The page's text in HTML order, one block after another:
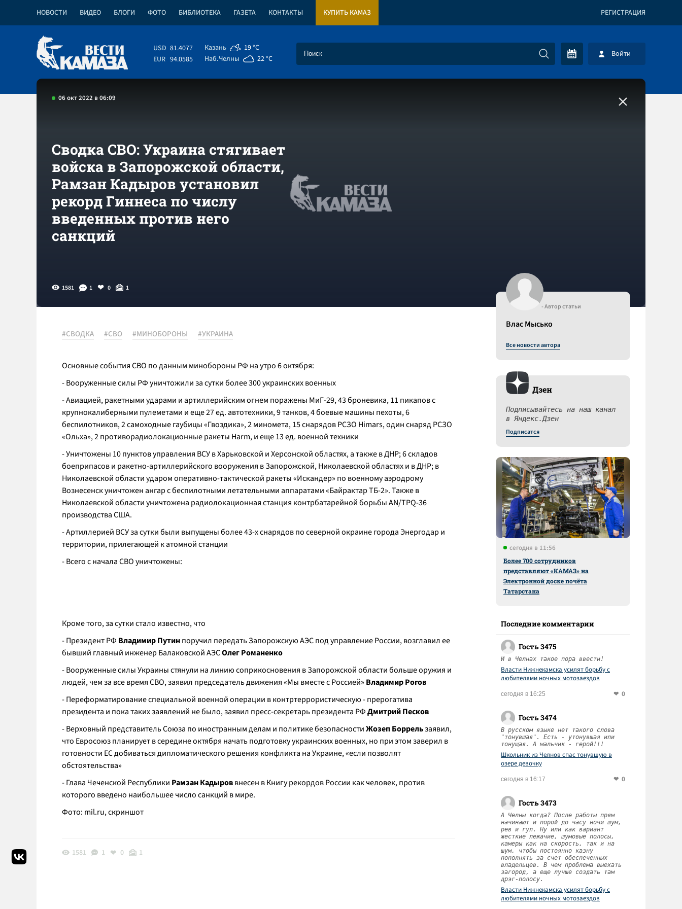
НОВОСТИ ВИДЕО БЛОГИ ФОТО БИБЛИОТЕКА ГАЗЕТА КОНТАКТЫ КУПИТЬ КАМАЗ РЕГИСТРАЦИЯ
USD 81.4077
EUR 94.0585
Казань
19 °C
Наб.Челны
22 °C Войти
06 окт 2022 в 06:09
Сводка СВО: Украина стягивает
войска в Запорожской области,
Рамзан Кадыров установил
рекорд Гиннеса по числу
введенных против него
санкций
1581 1 0 1
#СВОДКА #СВО #МИНОБОРОНЫ #УКРАИНА
Основные события СВО по данным минобороны РФ на утро 6 октября:
- Вооруженные силы РФ уничтожили за сутки более 300 украинских военных
- Авиацией, ракетными ударами и артиллерийским огнем поражены МиГ-29, 43 броневика, 11 пикапов с
крупнокалиберными пулеметами и еще 27 ед. автотехники, 9 танков, 4 боевые машины пехоты, 6
беспилотников, 2 самоходные гаубицы «Гвоздика», 2 миномета, 15 снарядов РСЗО Himars, один снаряд РСЗО
«Ольха», 2 противорадиолокационные ракеты Harm, и еще 13 ед. военной техники
- Уничтожены 10 пунктов управления ВСУ в Харьковской и Херсонской областях, а также в ДНР; 6 складов
боеприпасов и ракетно-артиллерийского вооружения в Запорожской, Николаевской областях и в ДНР; в
Николаевской области ударом оперативно-тактической ракеты «Искандер» по военному аэродрому
Вознесенск уничтожен ангар с беспилотными летательными аппаратами «Байрактар ТБ-2». Также в
Николаевской области уничтожена радиолокационная станция контрбатарейной борьбы AN/TPQ-36
производства США.
- Артиллерией ВСУ за сутки были выпущены более 43-х снарядов по северной окраине города Энергодар и
территории, прилегающей к атомной станции
- Всего с начала СВО уничтожены:
Кроме того, за сутки стало известно, что
- Президент РФ Владимир Путинпоручил передать Запорожскую АЭС под управление России, возглавил ее
бывший главный инженер Балаковской АЭСОлег Романенко
- Вооруженные силы Украины стянули на линию соприкосновения в Запорожской области больше оружия и
людей, чем за все время СВО, заявил председатель движения «Мы вместе с Россией» Владимир Рогов
- Переформатирование специальной военной операции в контртеррористическую - прерогатива
президента и пока таких заявлений не было, заявил пресс-секретарь президента РФДмитрий Песков
- Верховный представитель Союза по иностранным делам и политике безопасностиЖозеп Боррельзаявил,
что Евросоюз планирует в середине октября начать подготовку украинских военных, но при этом заверил в
готовности ЕС добиваться дипломатического решения конфликта на Украине, «если позволят
обстоятельства»
- Глава Чеченской Республики Рамзан Кадыроввнесен в Книгу рекордов России как человек, против
которого введено наибольшее число санкций в мире.
Фото: mil.ru, скриншот
1581 1 0 1
- Автор статьи
Влас Мысько
Все новости автора
Дзен
Подписывайтесь на наш канал
в Яндекс.Дзен
Подписатся
сегодня в 11:56
Более 700 сотрудников
представляют «КАМАЗ» на
Электронной доске почёта
Татарстана
Последние комментарии
Гость 3475
И в Челнах такое пора ввести!
Власти Нижнекамска усилят борьбу с
любителями ночных мотозаездов
сегодня в 16:25 0
Гость 3474
В русском языке нет такого слова
"тонувшая". Есть - утонувшая или
тонущая. А мальчик - герой!!!
Школьник из Челнов спас тонувшую в
озере девочку
сегодня в 16:17 0
Гость 3473
А Челны когда? После работы прям
начинают и порой до часу ночи шум,
рев и гул. Ну или как вариант
жесткие лежачие, шумовые полосы,
камеры как на скорость, так и на
шум, чтобы постоянно казну
пополнять за счет обеспеченных
владельцев. В чем проблема выехать
загород, а еще лучше создать там
дрэг-полосу.
Власти Нижнекамска усилят борьбу с
любителями ночных мотозаездов